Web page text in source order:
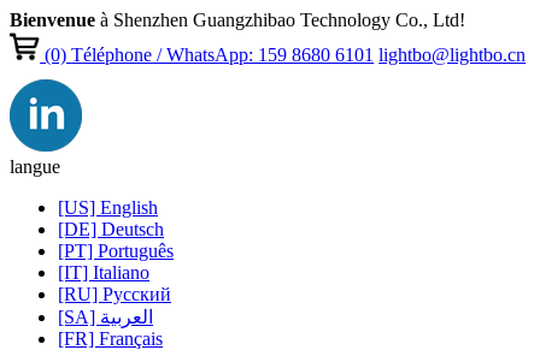
Bienvenue à Shenzhen Guangzhibao Technology Co., Ltd!
(0)Téléphone / WhatsApp: 159 8680 6101 lightbo@lightbo.cn
langue
[US] English
[DE] Deutsch
[PT] Português
[IT] Italiano
[RU] Pусский
[SA] العربية
[FR] Français